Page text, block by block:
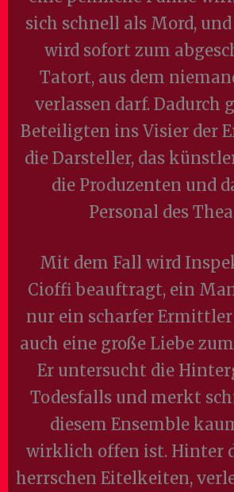
sich schnell als Mord,
wird sofort zum
Tatort, aus dem
verlassen darf. Dadurch
Beteiligten ins Visier der
die Darsteller, das
die Produzenten und
Personal des
Mit dem Fall wird
Cioffi beauftragt, ein
nur ein scharfer Ermittler
auch eine große Liebe
Er untersucht die
Todesfalls und merkt
diesem Ensemble
wirklich offen ist. Hinter
herrschen Eitelkeiten,